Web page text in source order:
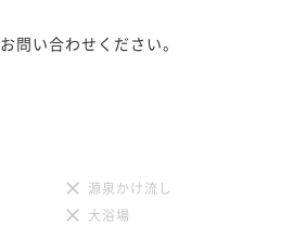
問い合わせください。
源泉かけ流し
大浴場